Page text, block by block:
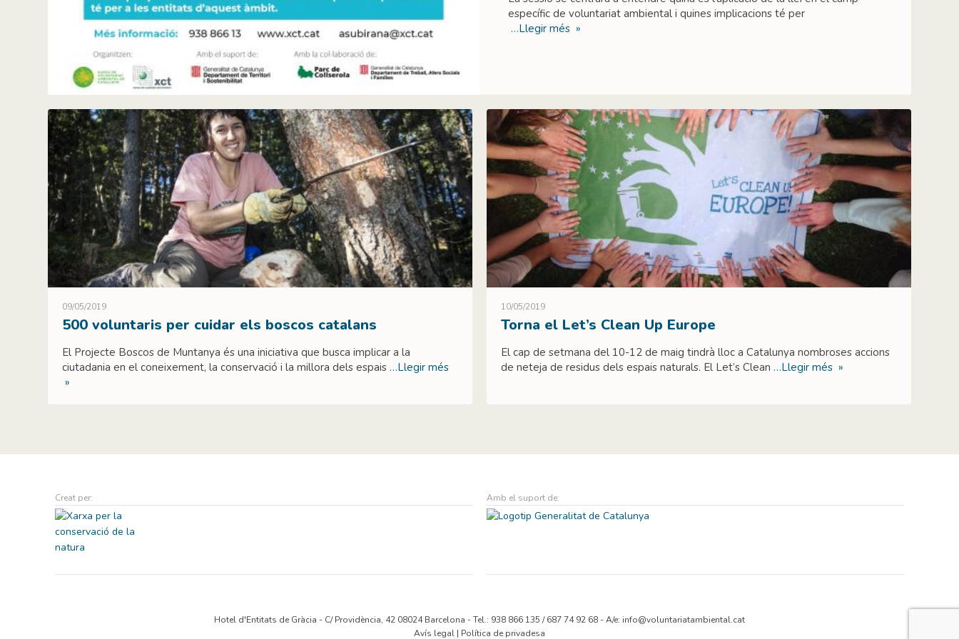
específic de voluntariat ambiental i quines implicacions té per
…Llegir més »
09/05/2019
500 voluntaris per cuidar els boscos catalans
El Projecte Boscos de Muntanya és una iniciativa que busca implicar a la
ciutadania en el coneixement, la conservació i la millora dels espais …Llegir més
»
10/05/2019
Torna el Let’s Clean Up Europe
El cap de setmana del 10-12 de maig tindrà lloc a Catalunya nombroses accions
de neteja de residus dels espais naturals. El Let’s Clean …Llegir més »
Creat per: Amb el suport de:
Hotel d'Entitats de Gràcia - C/ Providència, 42 08024 Barcelona - Tel.: 938 866 135 / 687 74 92 68 - A/e: info@voluntariatambiental.cat
Avís legal | Política de privadesa